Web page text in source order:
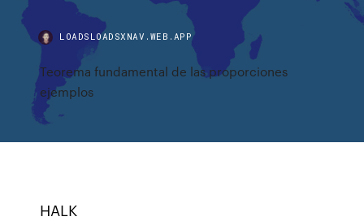
LOADSLOADSXNAV.WEB.APP
Teorema fundamental de las proporciones
ejemplos
HALK